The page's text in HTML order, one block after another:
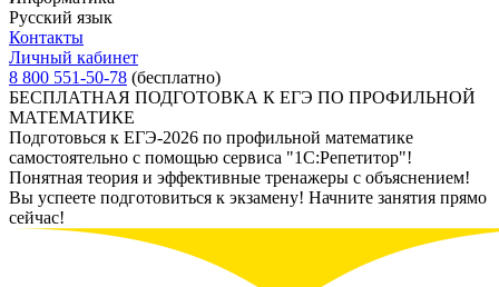
Русский язык
Контакты
Личный кабинет
8 800 551-50-78 (бесплатно)
БЕСПЛАТНАЯ ПОДГОТОВКА К ЕГЭ ПО ПРОФИЛЬНОЙ
МАТЕМАТИКЕ
Подготовься к ЕГЭ-2026 по профильной математике
самостоятельно с помощью сервиса "1С:Репетитор"!
Понятная теория и эффективные тренажеры с объяснением!
Вы успеете подготовиться к экзамену! Начните занятия прямо
сейчас!